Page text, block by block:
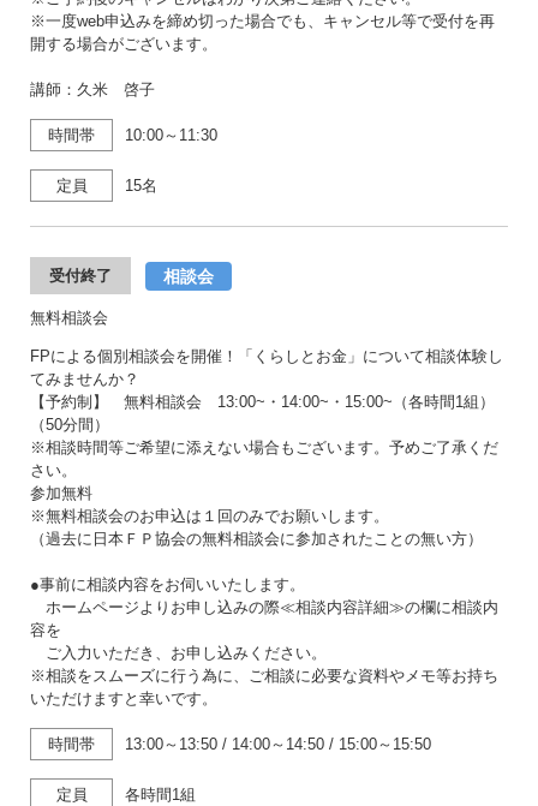
※一度web申込みを締め切った場合でも、キャンセル等で受付を再
開する場合がございます。
講師：久米 啓子
時間帯 10:00～11:30
定員 15名
受付終了 相談会
無料相談会
FPによる個別相談会を開催！「くらしとお金」について相談体験し
てみませんか？
【予約制】 無料相談会 13:00~・14:00~・15:00~（各時間1組）
（50分間）
※相談時間等ご希望に添えない場合もございます。予めご了承くだ
さい。
参加無料
※無料相談会のお申込は１回のみでお願いします。
（過去に日本ＦＰ協会の無料相談会に参加されたことの無い方）
●事前に相談内容をお伺いいたします。
ホームページよりお申し込みの際≪相談内容詳細≫の欄に相談内
容を
ご入力いただき、お申し込みください。
※相談をスムーズに行う為に、ご相談に必要な資料やメモ等お持ち
いただけますと幸いです。
時間帯 13:00～13:50 / 14:00～14:50 / 15:00～15:50
定員 各時間1組